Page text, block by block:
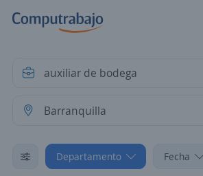
Departamento Fecha